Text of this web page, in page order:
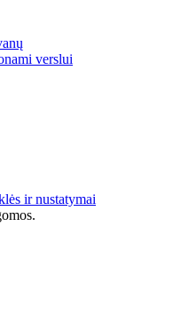
verslui
ir nustatymai